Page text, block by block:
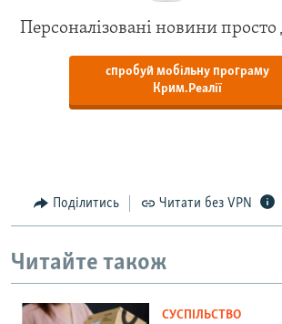
Персоналізовані новини
спробуй мобільну програму
Крим.Реалії
Поділитись Читати без VPN
Читайте також
СУСПІЛЬСТВО